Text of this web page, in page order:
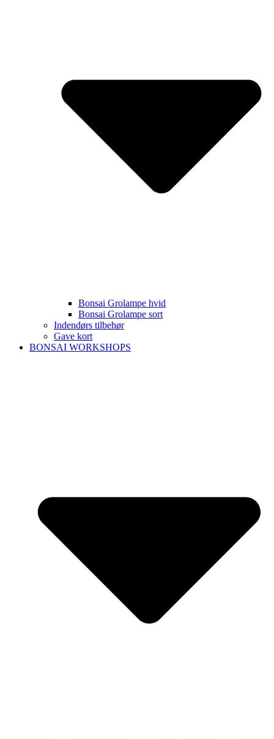
Bonsai Grolampe hvid
Bonsai Grolampe sort
Indendørs tilbehør
Gave kort
BONSAI WORKSHOPS